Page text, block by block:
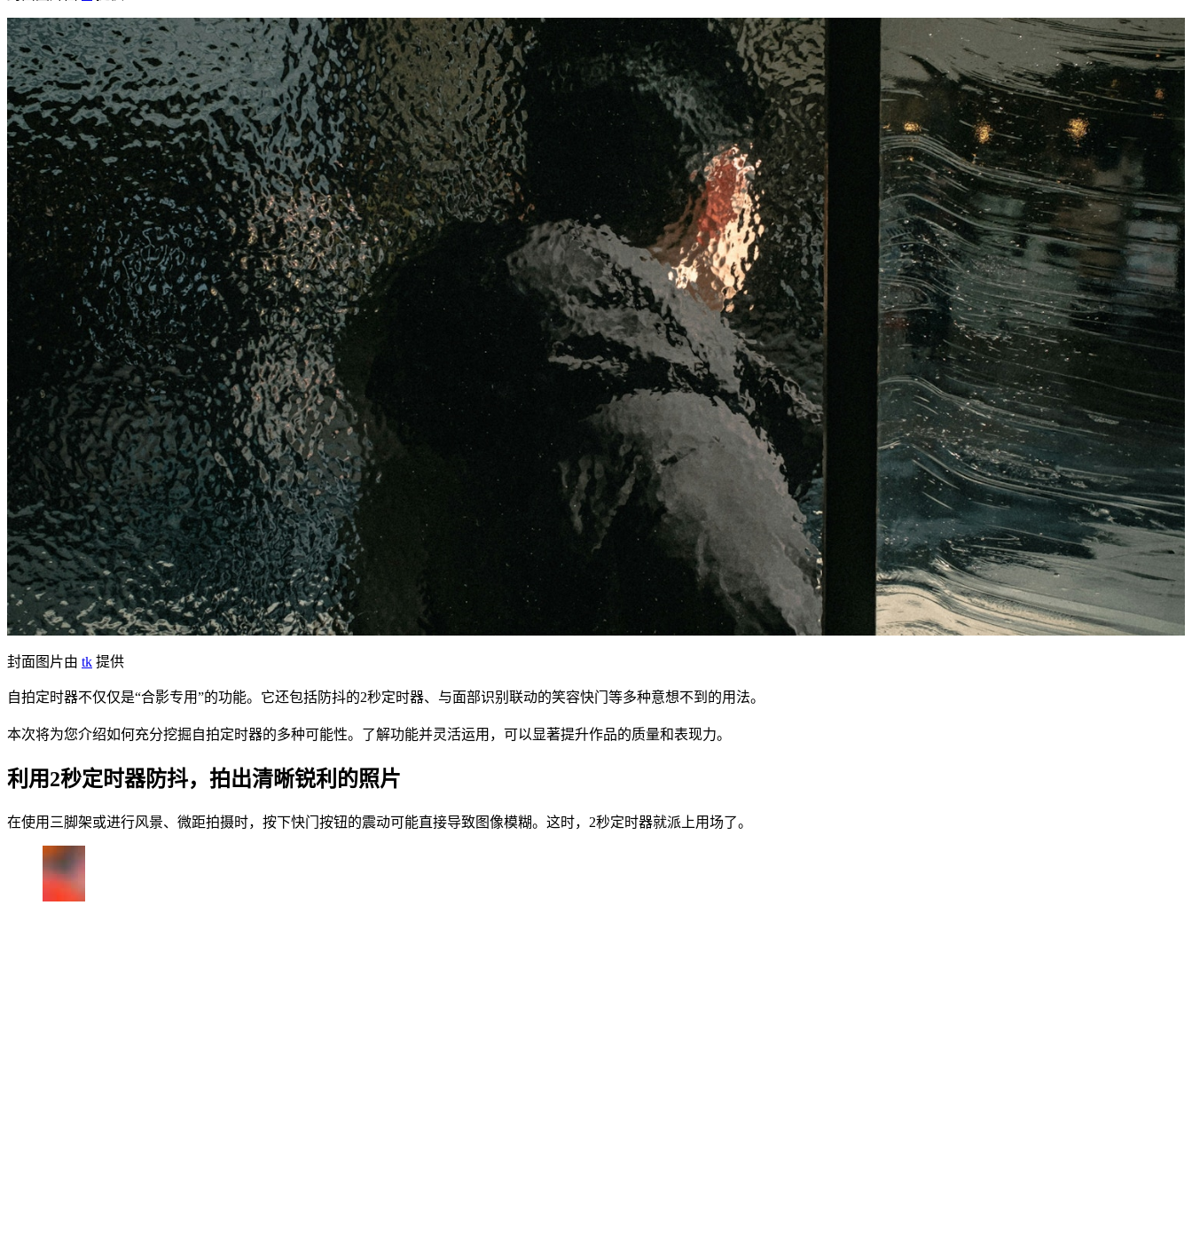
封面图片由 tk 提供
自拍定时器不仅仅是“合影专用”的功能。它还包括防抖的2秒定时器、与面部识别联动的笑容快门等多种意想不到的用法。
本次将为您介绍如何充分挖掘自拍定时器的多种可能性。了解功能并灵活运用，可以显著提升作品的质量和表现力。
利用2秒定时器防抖，拍出清晰锐利的照片
在使用三脚架或进行风景、微距拍摄时，按下快门按钮的震动可能直接导致图像模糊。这时，2秒定时器就派上用场了。